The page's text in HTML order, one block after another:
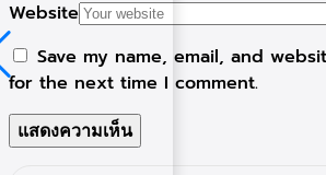
Website
Save my name, email, and
for the next time I comment.